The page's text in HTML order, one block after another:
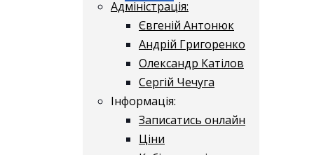
Адміністрація:
Євгеній Антонюк
Андрій Григоренко
Олександр Катілов
Сергій Чечуга
Інформація:
Записатись онлайн
Ціни